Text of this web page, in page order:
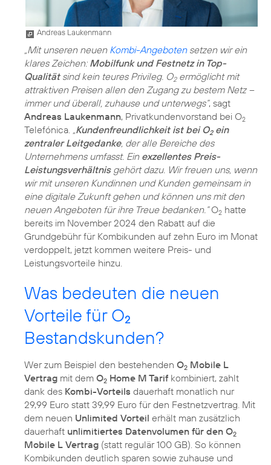
Andreas Laukenmann
„Mit unseren neuen Kombi-Angebotensetzen wir ein
klares Zeichen: Mobilfunk und Festnetz in Top-
Qualitätsind kein teures Privileg. O2ermöglicht mit
attraktiven Preisen allen den Zugang zu bestem Netz –
immer und überall, zuhause und unterwegs“, sagt
Andreas Laukenmann, Privatkundenvorstand bei O2
Telefónica. „Kundenfreundlichkeit ist bei O2ein
zentraler Leitgedanke, der alle Bereiche des
Unternehmens umfasst. Ein exzellentes Preis-
Leistungsverhältnisgehört dazu. Wir freuen uns, wenn
wir mit unseren Kundinnen und Kunden gemeinsam in
eine digitale Zukunft gehen und können uns mit den
neuen Angeboten für ihre Treue bedanken.“O2 hatte
bereits im November 2024 den Rabatt auf die
Grundgebühr für Kombikunden auf zehn Euro im Monat
verdoppelt, jetzt kommen weitere Preis- und
Leistungsvorteile hinzu.
Was bedeuten die neuen
Vorteile für O2
Bestandskunden?
Wer zum Beispiel den bestehenden O2 Mobile L
Vertrag mit dem O2 Home M Tarif kombiniert, zahlt
dank des Kombi-Vorteils dauerhaft monatlich nur
29,99 Euro statt 39,99 Euro für den Festnetzvertrag. Mit
dem neuen Unlimited Vorteil erhält man zusätzlich
dauerhaft unlimitiertes Datenvolumen für den O2
Mobile L Vertrag (statt regulär 100 GB). So können
Kombikunden deutlich sparen sowie zuhause und